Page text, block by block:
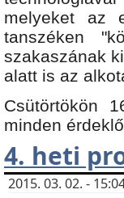
melyeket az
tanszéken
szakaszának
alatt is az
Csütörtökön
minden
4. heti
2015. 03. 02. -